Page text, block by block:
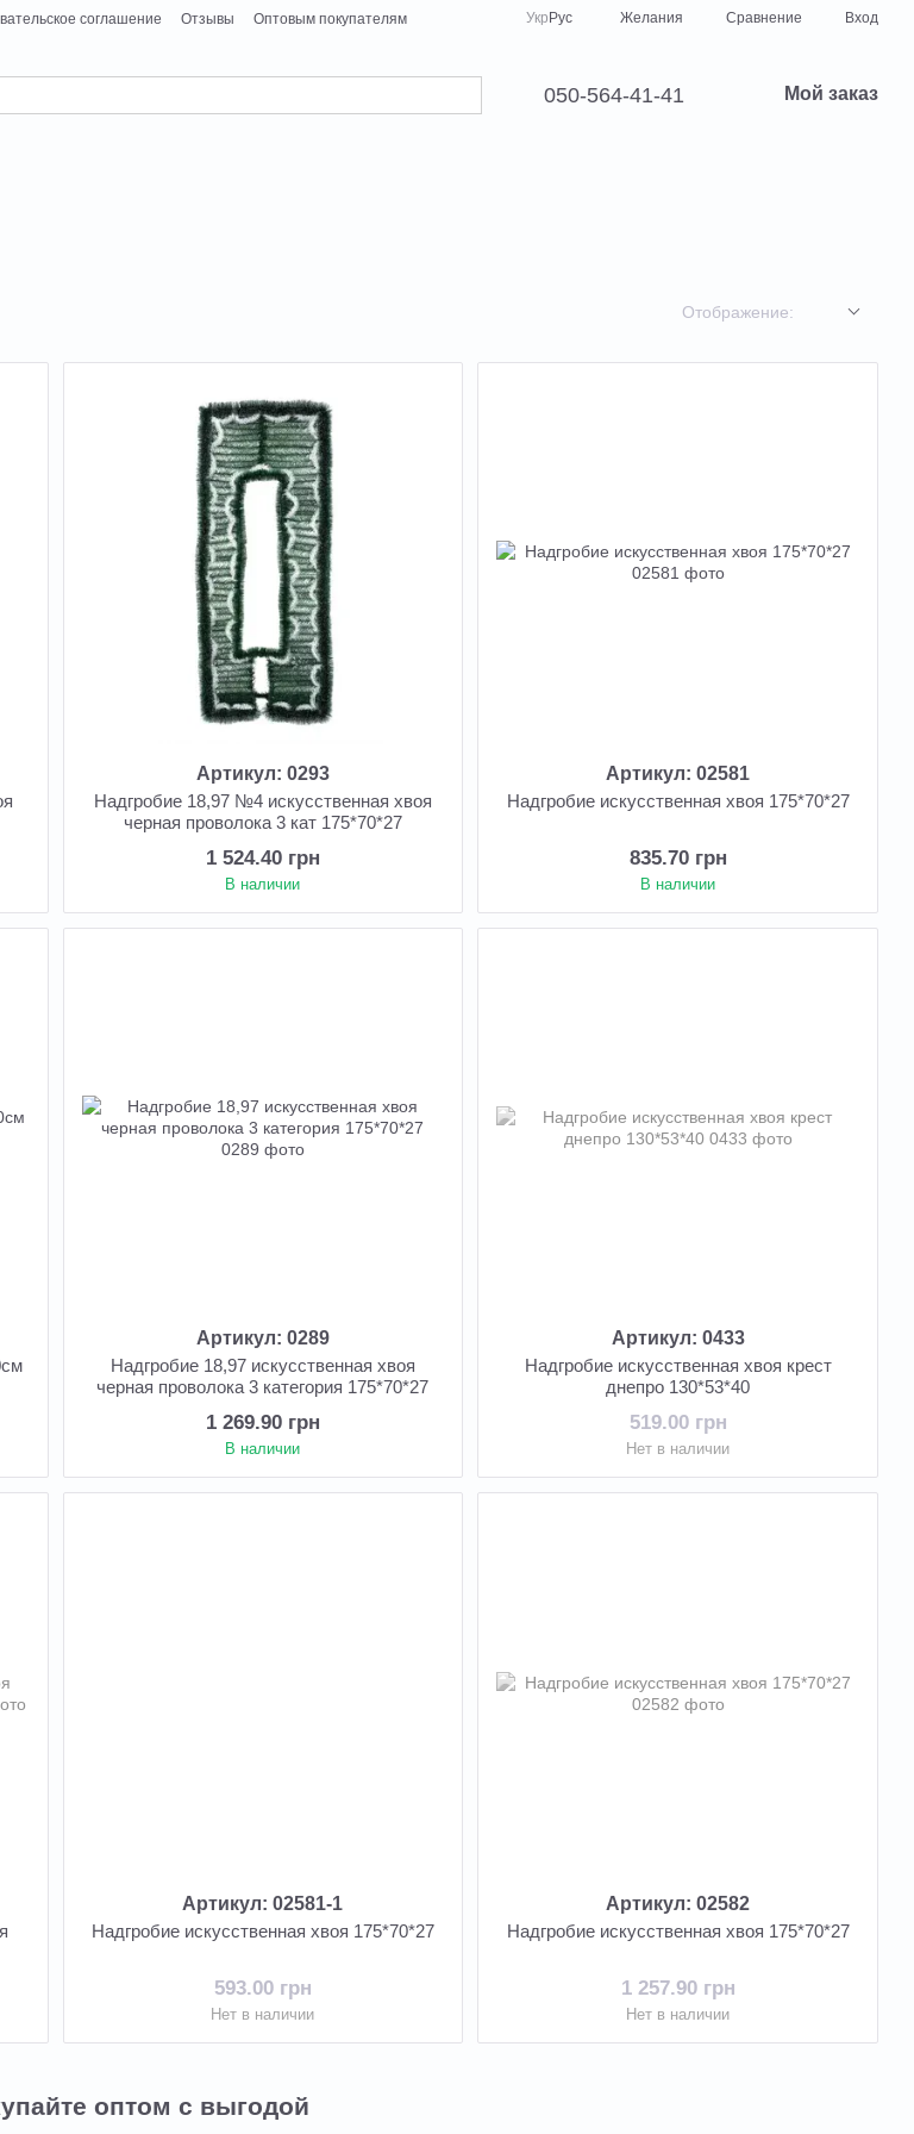
соглашение Отзывы
Оптовым покупателям
Укр Рус Желания Сравнение Вход
050-564-41-41 Мой заказ
Отображение:
оптом с выгодой
Артикул: 0293
Надгробие 18,97 №4 искусственная хвоя
черная проволока 3 кат 175*70*27
1 524.40 грн
В наличии
Артикул: 02581
Надгробие искусственная хвоя 175*70*27
835.70 грн
В наличии
Артикул: 0289
Надгробие 18,97 искусственная хвоя
черная проволока 3 категория 175*70*27
1 269.90 грн
В наличии
Артикул: 0433
Надгробие искусственная хвоя крест
днепро 130*53*40
519.00 грн
Нет в наличии
Артикул: 02581-1
Надгробие искусственная хвоя 175*70*27
593.00 грн
Нет в наличии
Артикул: 02582
Надгробие искусственная хвоя 175*70*27
1 257.90 грн
Нет в наличии